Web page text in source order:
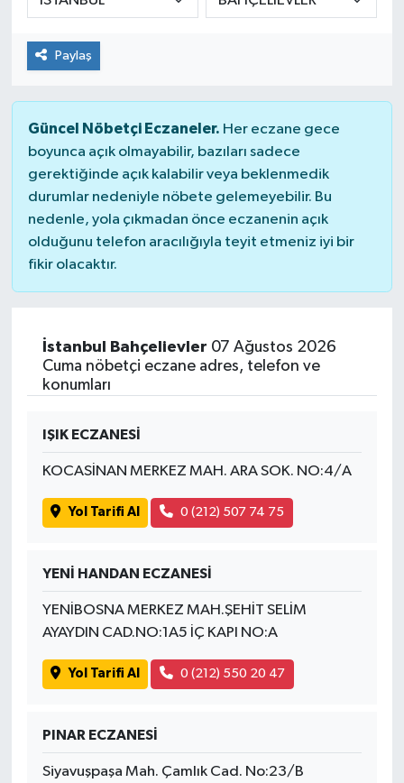
Paylaş
Güncel Nöbetçi Eczaneler. Her eczane gece
boyunca açık olmayabilir, bazıları sadece
gerektiğinde açık kalabilir veya beklenmedik
durumlar nedeniyle nöbete gelemeyebilir. Bu
nedenle, yola çıkmadan önce eczanenin açık
olduğunu telefon aracılığıyla teyit etmeniz iyi bir
fikir olacaktır.
İstanbul Bahçelievler 07 Ağustos 2026
Cuma nöbetçi eczane adres, telefon ve
konumları
IŞIK ECZANESİ
KOCASİNAN MERKEZ MAH. ARA SOK. NO:4/A
Yol Tarifi Al 0 (212) 507 74 75
YENİ HANDAN ECZANESİ
YENİBOSNA MERKEZ MAH.ŞEHİT SELİM
AYAYDIN CAD.NO:1A5 İÇ KAPI NO:A
Yol Tarifi Al 0 (212) 550 20 47
PINAR ECZANESİ
Siyavuşpaşa Mah. Çamlık Cad. No:23/B